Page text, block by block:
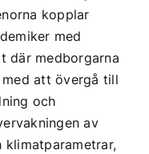
kopplar
med
där medborgarna
att övergå till
och
av